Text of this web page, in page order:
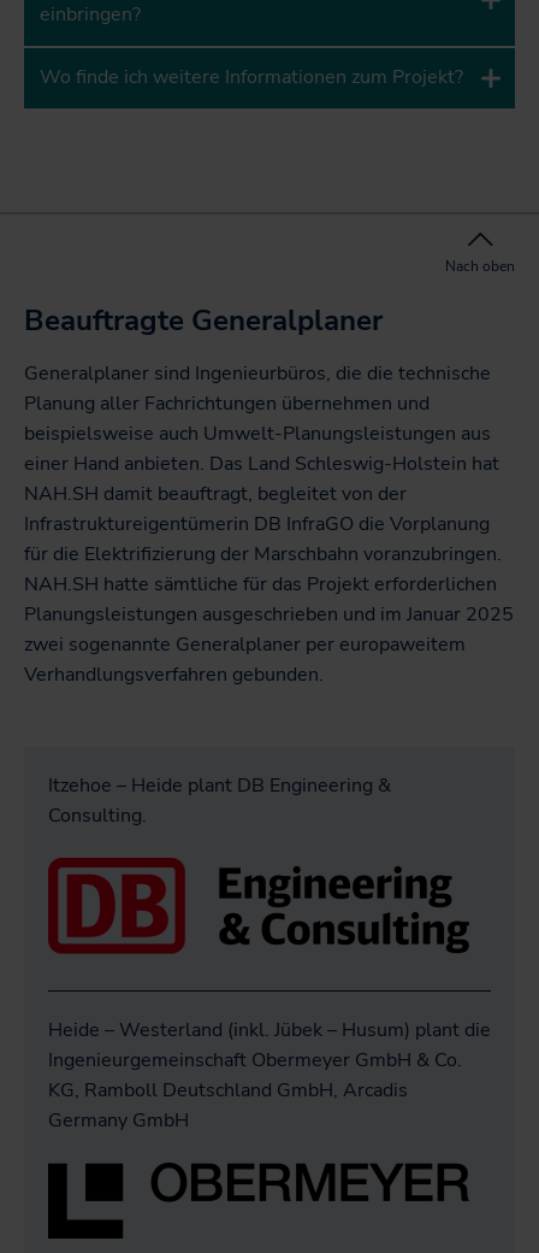
einbringen?
Wo finde ich weitere Informationen zum Projekt?
Nach oben
Beauftragte Generalplaner
Generalplaner sind Ingenieurbüros, die die technische
Planung aller Fachrichtungen übernehmen und
beispielsweise auch Umwelt-Planungsleistungen aus
einer Hand anbieten. Das Land Schleswig-Holstein hat
NAH.SH damit beauftragt, begleitet von der
Infrastruktureigentümerin DB InfraGO die Vorplanung
für die Elektrifizierung der Marschbahn voranzubringen.
NAH.SH hatte sämtliche für das Projekt erforderlichen
Planungsleistungen ausgeschrieben und im Januar 2025
zwei sogenannte Generalplaner per europaweitem
Verhandlungsverfahren gebunden.
Itzehoe – Heide plant DB Engineering &
Consulting.
Heide – Westerland (inkl. Jübek – Husum) plant die
Ingenieurgemeinschaft Obermeyer GmbH & Co.
KG, Ramboll Deutschland GmbH, Arcadis
Germany GmbH